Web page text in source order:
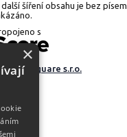
šíření obsahu je bez
s
M square s.r.o.
×